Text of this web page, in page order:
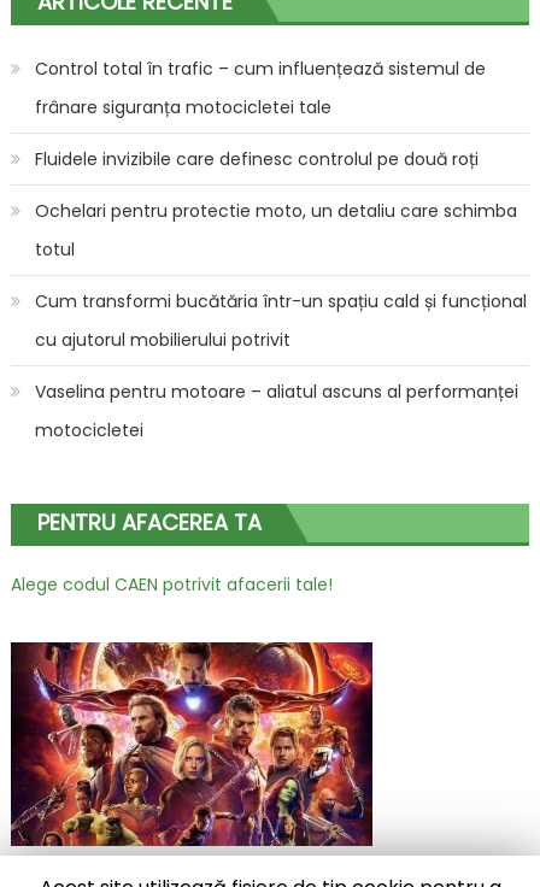
Control total în trafic – cum influențează sistemul de
frânare siguranța motocicletei tale
Fluidele invizibile care definesc controlul pe două roți
Ochelari pentru protectie moto, un detaliu care schimba
totul
Cum transformi bucătăria într-un spațiu cald și funcțional
cu ajutorul mobilierului potrivit
Vaselina pentru motoare – aliatul ascuns al performanței
motocicletei
PENTRU AFACEREA TA
Alege codul CAEN potrivit afacerii tale!